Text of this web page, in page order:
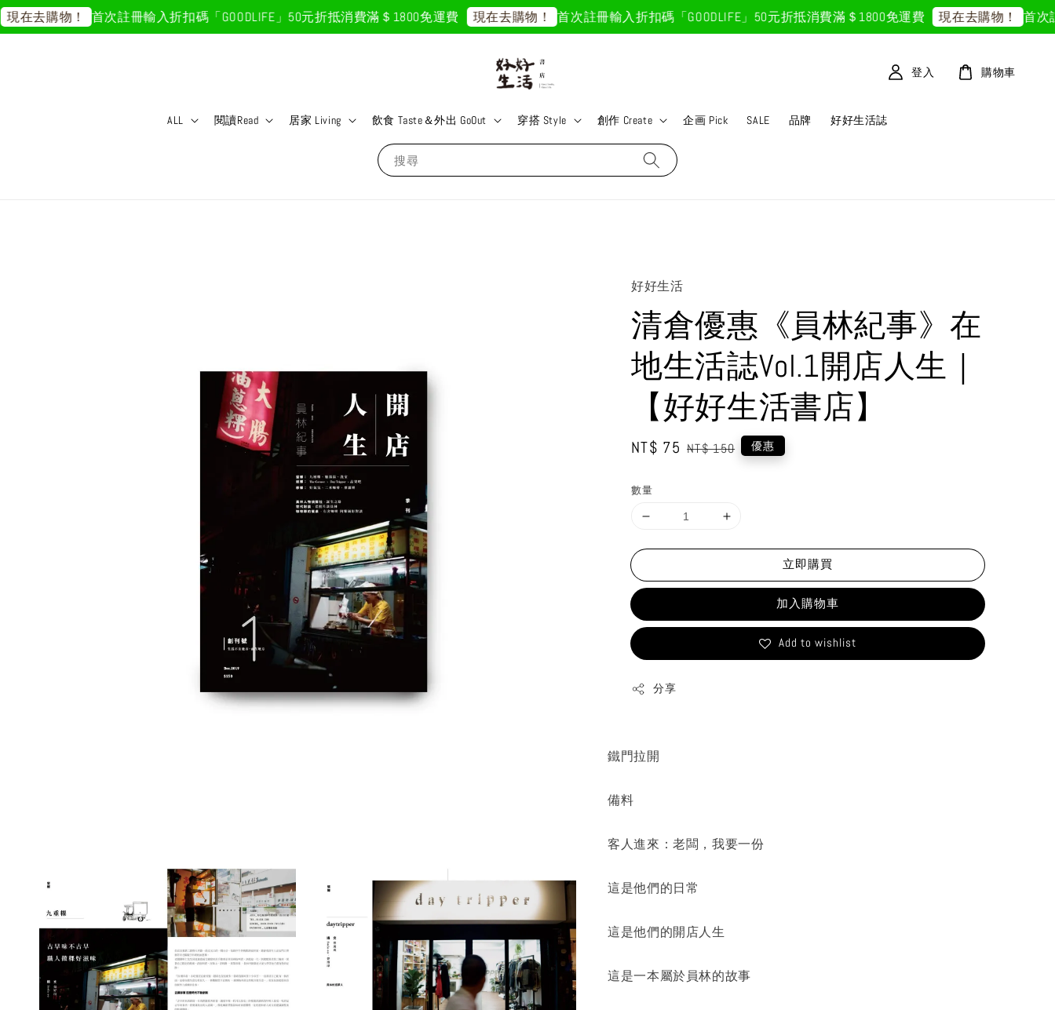
去購物！ 首次註冊輸入折扣碼「GOODLIFE」50元折抵消費滿＄1800免運費 現在去購物！ 首次註冊輸入折扣碼「GOODLIFE」50元折抵消費滿＄1800免運費 現在去購物！ 首次註冊
搜尋
ALL 閱讀Read 居家 Living 飲食 Taste＆外出 GoOut 穿搭 Style 創作 Create 企画 Pick SALE 品牌 好好生活誌
登入 購物車
好好生活
清倉優惠《員林紀事》在
地生活誌Vol.1開店人生｜
【好好生活書店】
Sale
NT$ 75 Regular
NT$ 150 優惠
數量
立即購買
加入購物車
Add to wishlist
分享
鐵門拉開
備料
客人進來：老闆，我要一份
這是他們的日常
這是他們的開店人生
這是一本屬於員林的故事